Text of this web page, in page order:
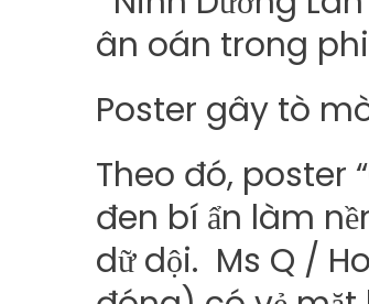
Poster gây tò
Theo đó, poster
đen bí ẩn làm
dữ dội. Ms Q /